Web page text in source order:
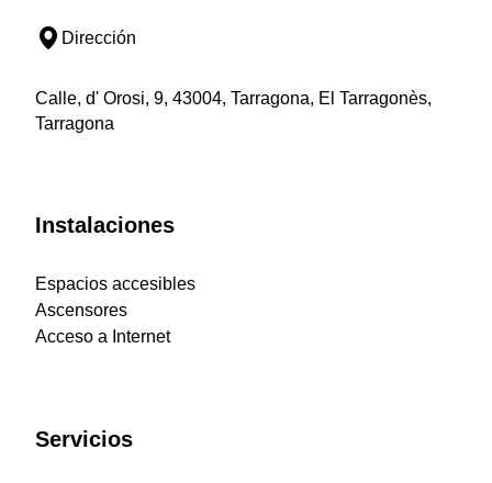
Dirección
Calle, d' Orosi, 9, 43004, Tarragona, El Tarragonès,
Tarragona
Instalaciones
Espacios accesibles
Ascensores
Acceso a Internet
Servicios